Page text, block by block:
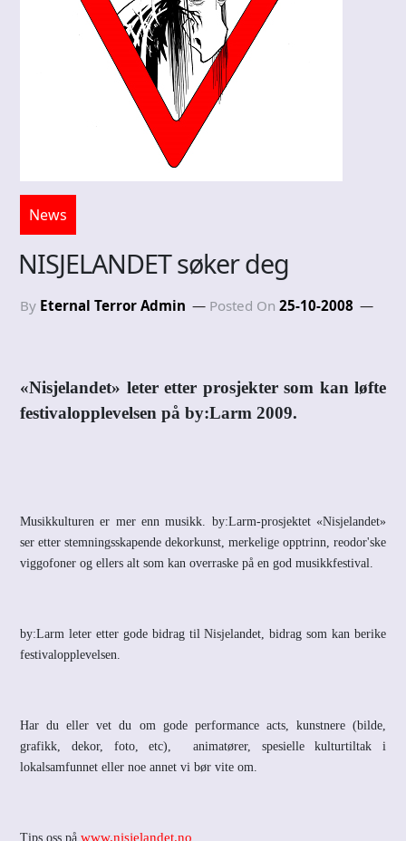
News
NISJELANDET søker deg
By Eternal Terror Admin Posted On 25-10-2008
«Nisjelandet» leter etter prosjekter som kan løfte
festivalopplevelsen på by:Larm 2009.
Musikkulturen er mer enn musikk. by:Larm-prosjektet «Nisjelandet»
ser etter stemningsskapende dekorkunst, merkelige opptrinn, reodor'ske
viggofoner og ellers alt som kan overraske på en god musikkfestival.
by:Larm leter etter gode bidrag til Nisjelandet, bidrag som kan berike
festivalopplevelsen.
Har du eller vet du om gode performance acts, kunstnere (bilde,
grafikk, dekor, foto, etc),
animatører, spesielle kulturtiltak i
lokalsamfunnet eller noe annet vi bør vite om.
Tips oss på www.nisjelandet.no